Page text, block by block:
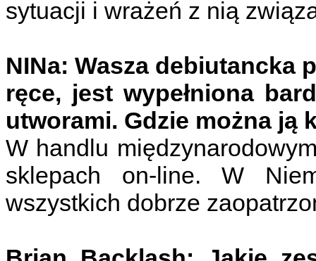
sytuacji i wrażeń z nią
NINa: Wasza debiutancka
ręce, jest wypełniona
utworami. Gdzie można ją
W handlu
sklepach on-line. W
wszystkich dobrze